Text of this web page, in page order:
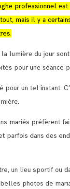
professionnel
mais il y a
la lumière du jour
pour une séance
pour un tel instant.
mariés préfèrent
parfois dans des
un lieu sportif ou
photos de